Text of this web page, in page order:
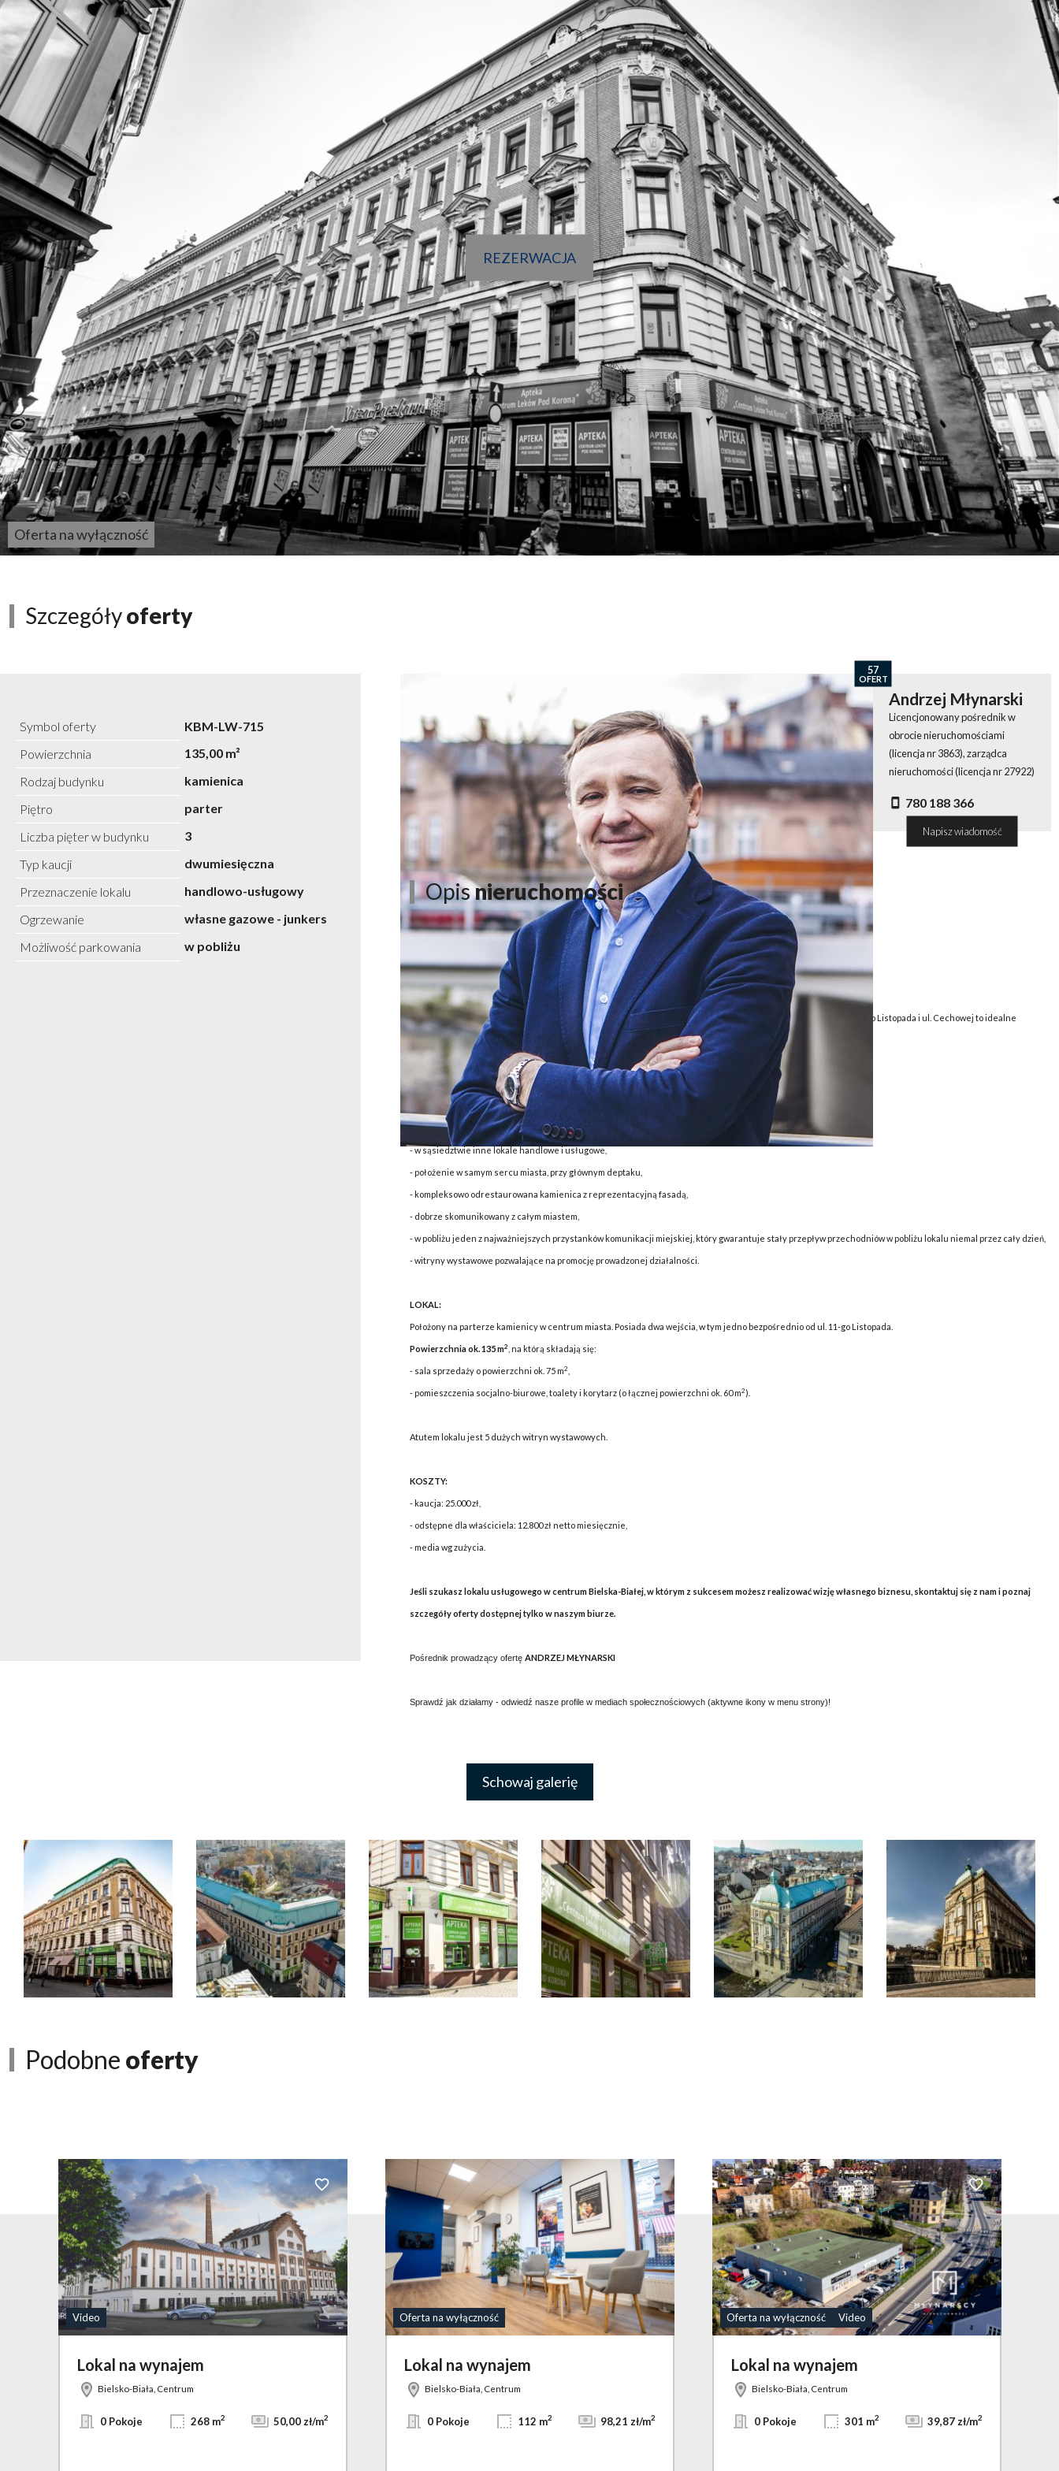
Oferta na wyłączność
REZERWACJA
Szczegółyoferty
Symbol oferty
KBM-LW-715
Powierzchnia
135,00 m²
Rodzaj budynku
kamienica
Piętro
parter
Liczba pięter w budynku
3
Typ kaucji
dwumiesięczna
Przeznaczenie lokalu
handlowo-usługowy
Ogrzewanie
własne gazowe - junkers
Możliwość parkowania
w pobliżu
Andrzej Młynarski
Licencjonowany pośrednik w
obrocie nieruchomościami
(licencja nr 3863), zarządca
nieruchomości (licencja nr 27922)
780 188 366
Napisz wiadomość
57
OFERT
Opisnieruchomości
Lokal handlowo-usługowy do wynajęcia w sercu Bielska-Białej przy głównym deptaku
Chcesz prowadzić swoją działalność w prestiżowej lokalizacji? Reprezentacyjna Kamienica Burdy na rogu ul. 11-go Listopada i ul. Cechowej to idealne
miejsce na siedzibę twojej firmy.
NAJWAŻNIEJSZE ATUTY:
- lokal położony na parterze, z bezpośrednim wejściem od ulicy,
- usytuowanie w zabytkowej, rozpoznawalnej Kamienicy Burdy,
- w sąsiedztwie inne lokale handlowe i usługowe,
- położenie w samym sercu miasta, przy głównym deptaku,
- kompleksowo odrestaurowana kamienica z reprezentacyjną fasadą,
- dobrze skomunikowany z całym miastem,
- w pobliżu jeden z najważniejszych przystanków komunikacji miejskiej, który gwarantuje stały przepływ przechodniów w pobliżu lokalu niemal przez cały dzień,
- witryny wystawowe pozwalające na promocję prowadzonej działalności.
LOKAL:
Położony na parterze kamienicy w centrum miasta. Posiada dwa wejścia, w tym jedno bezpośrednio od ul. 11-go Listopada.
Powierzchnia ok. 135 m2 , na którą składają się:
- sala sprzedaży o powierzchni ok. 75 m2
- pomieszczenia socjalno-biurowe, toalety i korytarz (o łącznej powierzchni ok. 60 m2).
Atutem lokalu jest 5 dużych witryn wystawowych.
KOSZTY:
- kaucja: 25.000 zł,
- odstępne dla właściciela: 12.800 zł netto miesięcznie,
- media wg zużycia.
Jeśli szukasz lokalu usługowego w centrum Bielska-Białej, w którym z sukcesem możesz realizować wizję własnego biznesu, skontaktuj się z nam i poznaj
szczegóły oferty dostępnej tylko w naszym biurze.
Pośrednik prowadzący ofertę ANDRZEJ MŁYNARSKI
Sprawdź jak działamy - odwiedź nasze profile w mediach społecznościowych (aktywne ikony w menu strony)!
Schowaj galerię
Podobne oferty
Video
Dodaj do ulubionych
Lokal na wynajem
Bielsko-Biała, Centrum
0 Pokoje 268 m2 50,00 zł/m2
Oferta na wyłączność
Dodaj do ulubionych
Lokal na wynajem
Bielsko-Biała, Centrum
0 Pokoje 112 m2 98,21 zł/m2
Oferta na wyłączność Video
Dodaj do
Lokal na wynajem
Bielsko-Biała, Centrum
0 Pokoje 301 m2 39,87 zł/m2